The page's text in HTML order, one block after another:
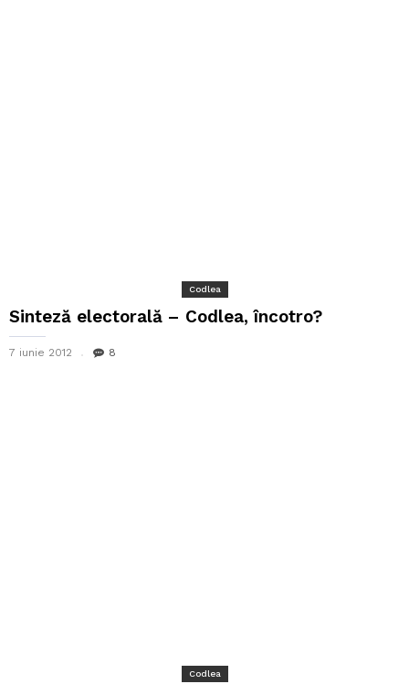
Codlea
Sinteză electorală – Codlea, încotro?
7 iunie 2012 8
Codlea